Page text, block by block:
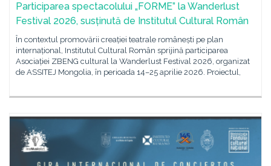
Participarea spectacolului „FORME” la Wanderlust
Festival 2026, susținută de Institutul Cultural Român
În contextul promovării creației teatrale românești pe plan
internațional, Institutul Cultural Român sprijină participarea
Asociației ZBENG cultural la Wanderlust Festival 2026, organizat
de ASSITEJ Mongolia, în perioada 14–25 aprilie 2026. Proiectul,